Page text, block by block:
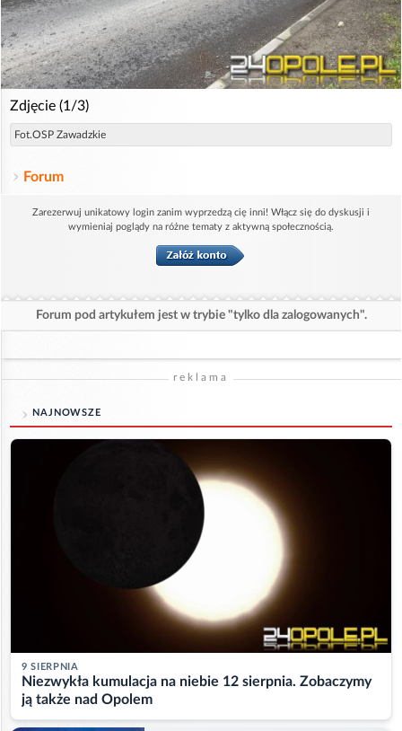
Zdjęcie (1/3)
Fot.OSP Zawadzkie
Forum
Zarezerwuj unikatowy login zanim wyprzedzą cię inni! Włącz się do dyskusji i
wymieniaj poglądy na różne tematy z aktywną społecznością.
Forum pod artykułem jest w trybie "tylko dla zalogowanych".
reklama
NAJNOWSZE
9 SIERPNIA
Niezwykła kumulacja na niebie 12 sierpnia. Zobaczymy
ją także nad Opolem